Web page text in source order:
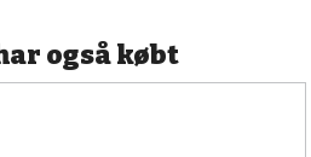
også købt